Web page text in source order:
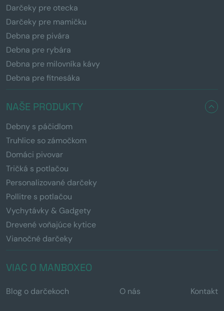
Darčeky pre otecka
Darčeky pre mamičku
Debna pre pivára
Debna pre rybára
Debna pre milovníka kávy
Debna pre fitnesáka
NAŠE PRODUKTY
Debny s páčidlom
Truhlice so zámočkom
Domáci pivovar
Tričká s potlačou
Personalizované darčeky
Pollitre s potlačou
Vychytávky & Gadgety
Drevené voňajúce kytice
Vianočné darčeky
VIAC O MANBOXEO
Blog o darčekoch O nás Kontakt